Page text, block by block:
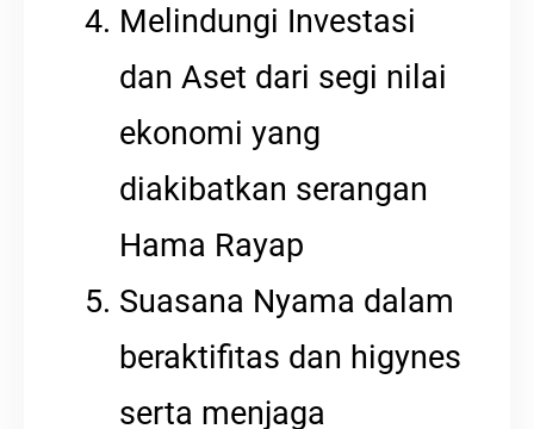
Melindungi Investasi
dan Aset dari segi nilai
ekonomi yang
diakibatkan serangan
Hama Rayap
Suasana Nyama dalam
beraktifitas dan higynes
serta menjaga